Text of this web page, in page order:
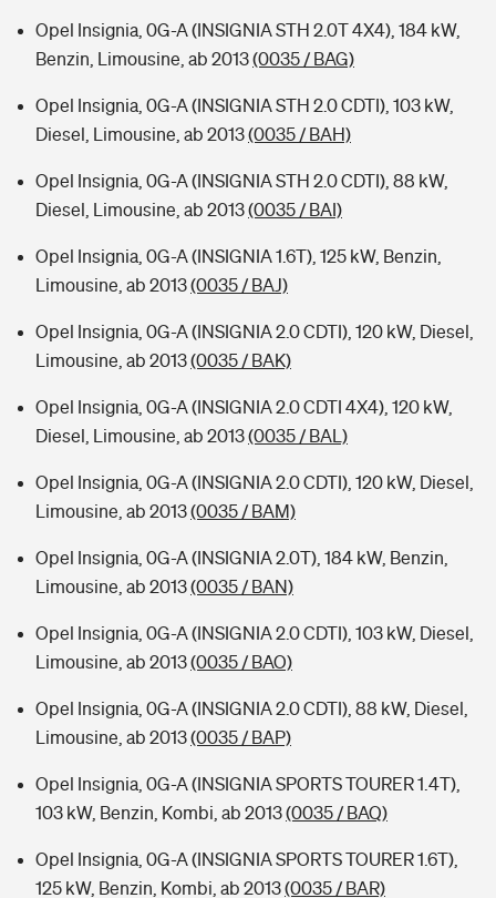
Opel Insignia, 0G-A (INSIGNIA STH 2.0T 4X4), 184 kW,
Benzin, Limousine, ab 2013(0035 / BAG)
Opel Insignia, 0G-A (INSIGNIA STH 2.0 CDTI), 103 kW,
Diesel, Limousine, ab 2013(0035 / BAH)
Opel Insignia, 0G-A (INSIGNIA STH 2.0 CDTI), 88 kW,
Diesel, Limousine, ab 2013(0035 / BAI)
Opel Insignia, 0G-A (INSIGNIA 1.6T), 125 kW, Benzin,
Limousine, ab 2013(0035 / BAJ)
Opel Insignia, 0G-A (INSIGNIA 2.0 CDTI), 120 kW, Diesel,
Limousine, ab 2013(0035 / BAK)
Opel Insignia, 0G-A (INSIGNIA 2.0 CDTI 4X4), 120 kW,
Diesel, Limousine, ab 2013(0035 / BAL)
Opel Insignia, 0G-A (INSIGNIA 2.0 CDTI), 120 kW, Diesel,
Limousine, ab 2013(0035 / BAM)
Opel Insignia, 0G-A (INSIGNIA 2.0T), 184 kW, Benzin,
Limousine, ab 2013(0035 / BAN)
Opel Insignia, 0G-A (INSIGNIA 2.0 CDTI), 103 kW, Diesel,
Limousine, ab 2013(0035 / BAO)
Opel Insignia, 0G-A (INSIGNIA 2.0 CDTI), 88 kW, Diesel,
Limousine, ab 2013(0035 / BAP)
Opel Insignia, 0G-A (INSIGNIA SPORTS TOURER 1.4T),
103 kW, Benzin, Kombi, ab 2013(0035 / BAQ)
Opel Insignia, 0G-A (INSIGNIA SPORTS TOURER 1.6T),
125 kW, Benzin, Kombi, ab 2013(0035 / BAR)